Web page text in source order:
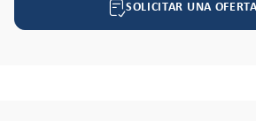
SOLICITAR UNA